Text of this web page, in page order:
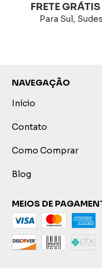
FRETE
Para Sul,
NAVEGAÇÃO
Início
Contato
Como Comprar
Blog
MEIOS DE